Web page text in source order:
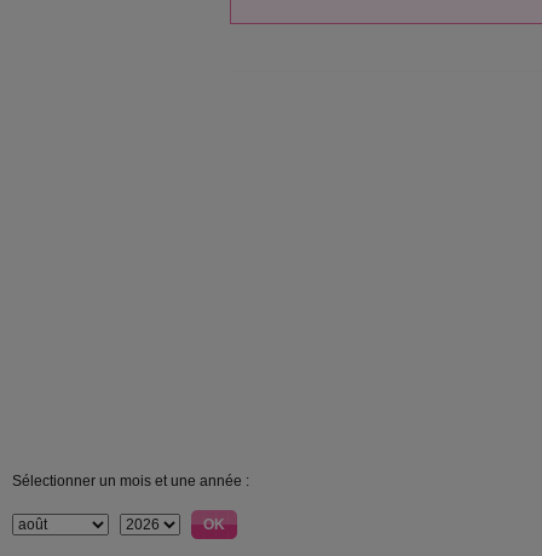
Sélectionner un mois et une année :